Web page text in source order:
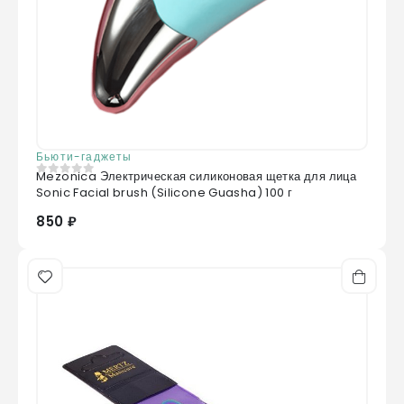
совмещая очистку кожи прибором с
любимыми уходовыми средствами возможно
добиться наилучших результатов от их
применения.
Бьюти-гаджеты
0из 5
Mezonica Электрическая силиконовая щетка для лица
Sonic Facial brush (Silicone Guasha) 100 г
850 ₽